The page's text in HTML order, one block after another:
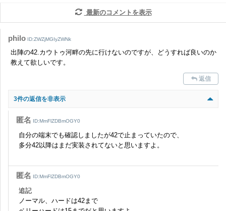
コメントの削除を申請する※投稿内容を確認後、順次対応さ
せていただきます。ご了承ください。
さい。
また、過度な利用規約の違反や、弊社に損害の及ぶ内容の書き込みがあ
った場合は、法的措置をとらせていただく場合もございますので、あら
最新のコメントを表示
philo ID:ZWZjMGIyZWNk
出陣の42.カウトゥ河畔の先に行けないのですが、どうすれば良いのか
教えて欲しいです。
返信
3件の返信を非表示
匿名 ID:MmFlZDBmOGY0
自分の端末でも確認しましたが42で止まっていたので、
多分42以降はまだ実装されてないと思いますよ。
匿名 ID:MmFlZDBmOGY0
追記
ノーマル、ハードは42まで